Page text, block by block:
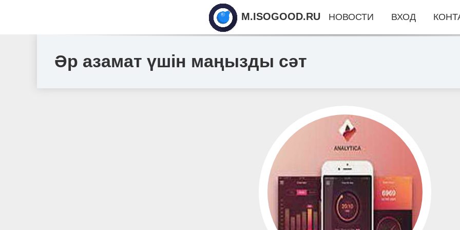
Әр азамат үшін маңызды сәт
M.ISOGOOD.RU НОВОСТИ ВХОД